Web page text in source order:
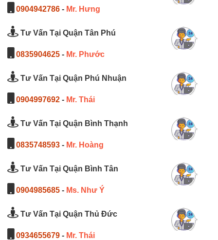
0904942786 - Mr. Hưng
Tư Vấn Tại Quận Tân Phú
0835904625 - Mr. Phước
Tư Vấn Tại Quận Phú Nhuận
0904997692 - Mr. Thái
Tư Vấn Tại Quận Bình Thạnh
0835748593 - Mr. Hoàng
Tư Vấn Tại Quận Bình Tân
0904985685 - Ms. Như Ý
Tư Vấn Tại Quận Thủ Đức
0934655679 - Mr. Thái